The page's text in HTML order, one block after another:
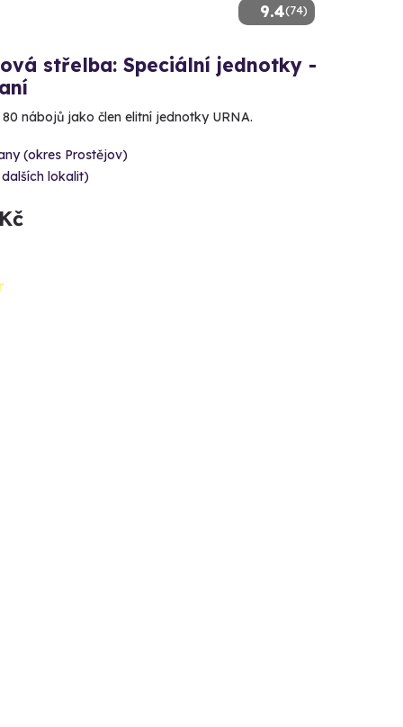
9.4(74)
střelba: Speciální jednotky -
nábojů jako člen elitní jednotky URNA.
(okres Prostějov)
lokalit)